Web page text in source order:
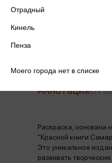
Аннотация
Раскраска, основана
"Красной книги
Это уникальное
развивать
Отрадный
Кинель
Пенза
Моего города нет в списке